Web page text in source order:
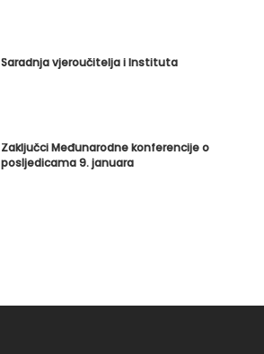
Saradnja vjeroučitelja i Instituta
Zaključci Međunarodne konferencije o
posljedicama 9. januara